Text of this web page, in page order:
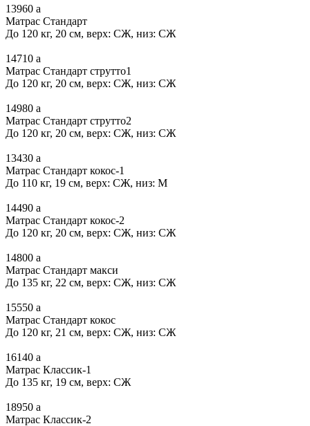
13960 a
Матрас Стандарт
До 120 кг, 20 см, верх: СЖ, низ: СЖ
14710 a
Матрас Стандарт струтто1
До 120 кг, 20 см, верх: СЖ, низ: СЖ
14980 a
Матрас Стандарт струтто2
До 120 кг, 20 см, верх: СЖ, низ: СЖ
13430 a
Матрас Стандарт кокос-1
До 110 кг, 19 см, верх: СЖ, низ: М
14490 a
Матрас Стандарт кокос-2
До 120 кг, 20 см, верх: СЖ, низ: СЖ
14800 a
Матрас Стандарт макси
До 135 кг, 22 см, верх: СЖ, низ: СЖ
15550 a
Матрас Стандарт кокос
До 120 кг, 21 см, верх: СЖ, низ: СЖ
16140 a
Матрас Классик-1
До 135 кг, 19 см, верх: СЖ
18950 a
Матрас Классик-2